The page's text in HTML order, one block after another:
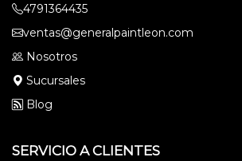
4791364435
ventas@generalpaintleon.com
Nosotros
Sucursales
Blog
SERVICIO A CLIENTES